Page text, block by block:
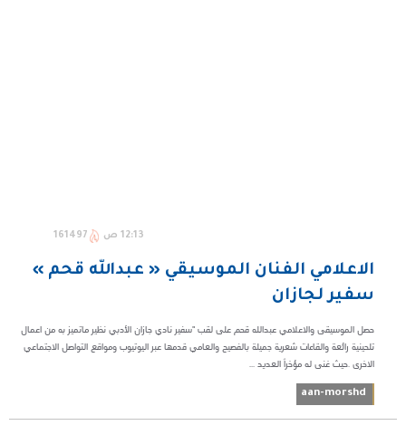
12:13 ص 161497
الاعلامي الفنان الموسيقي « عبدالله قحم »
سفير لجازان
حصل الموسيقى والاعلامي عبدالله قحم على لقب "سفير نادي جازان الأدبي نظير ماتميز به من اعمال
تلحينية رائعة والقاءات شعرية جميلة بالفصيح والعامي قدمها عبر اليوتيوب ومواقع التواصل الاجتماعي
الاخرى .حيث غنى له مؤخراً العديد ...
aan-morshd